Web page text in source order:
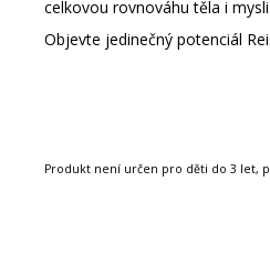
celkovou rovnováhu těla i mysli.
Objevte jedinečný potenciál
Produkt není určen pro děti do 3 let,